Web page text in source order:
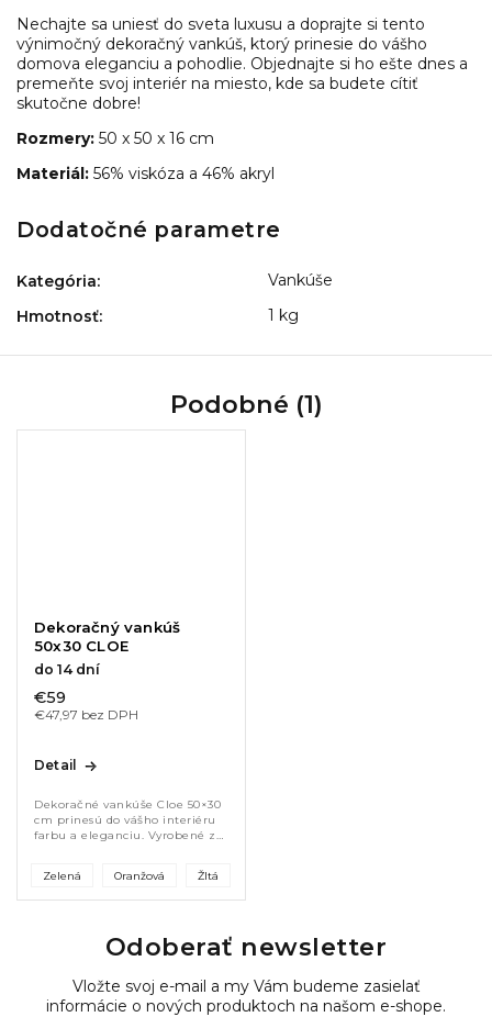
Nechajte sa uniesť do sveta luxusu a doprajte si tento
výnimočný dekoračný vankúš, ktorý prinesie do vášho
domova eleganciu a pohodlie. Objednajte si ho ešte dnes a
premeňte svoj interiér na miesto, kde sa budete cítiť
skutočne dobre!
Rozmery: 50 x 50 x 16 cm
Materiál: 56% viskóza a 46% akryl
Dodatočné parametre
Kategória:
Vankúše
Hmotnosť: 1 kg
Podobné (1)
Dekoračný vankúš
50x30 CLOE
do 14 dní
€47,97 bez DPH
€59
Detail
Dekoračné vankúše Cloe 50×30
cm prinesú do vášho interiéru
farbu a eleganciu. Vyrobené zo
štruktúru. Dostupné v žltej,...
Zelená Oranžová Žltá
Odoberať newsletter
Vložte svoj e-mail a my Vám budeme zasielať
informácie o nových produktoch na našom e-shope.